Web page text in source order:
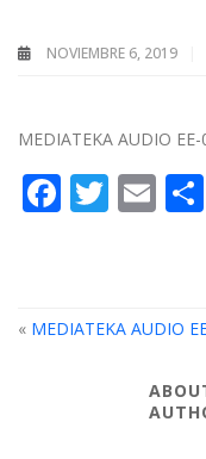
NOVIEMBRE 6, 2019
MEDIATEKA AUDIO
Facebook
« MEDIATEKA AUDIO